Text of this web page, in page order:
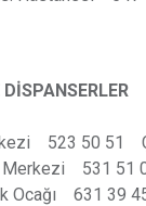
523 50 51
Merkezi 531 51
Ocağı 631 39